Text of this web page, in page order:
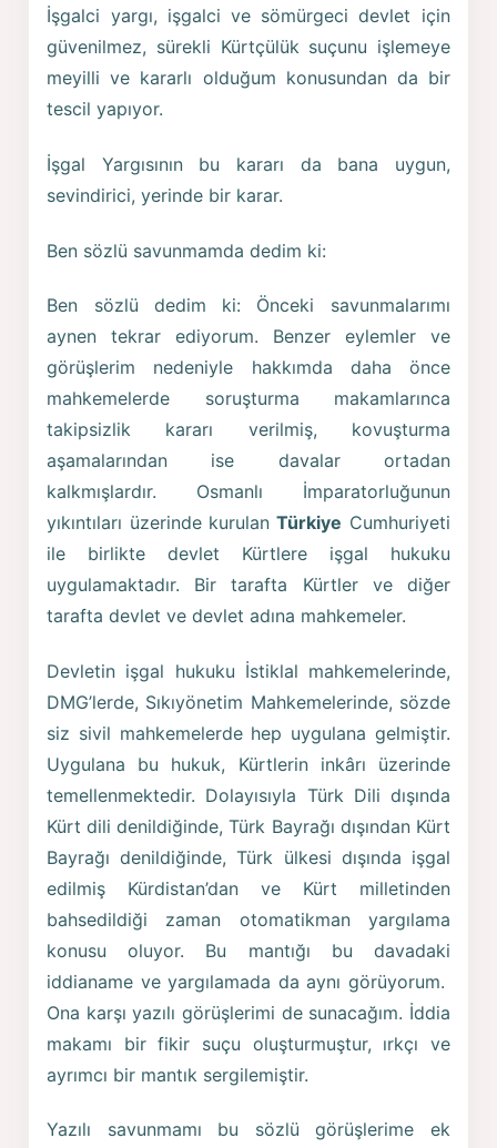
İşgalci yargı, işgalci ve sömürgeci devlet için
güvenilmez, sürekli Kürtçülük suçunu işlemeye
meyilli ve kararlı olduğum konusundan da bir
tescil yapıyor.
İşgal Yargısının bu kararı da bana uygun,
sevindirici, yerinde bir karar.
Ben sözlü savunmamda dedim ki:
Ben sözlü dedim ki: Önceki savunmalarımı
aynen tekrar ediyorum. Benzer eylemler ve
görüşlerim nedeniyle hakkımda daha önce
mahkemelerde soruşturma makamlarınca
takipsizlik kararı verilmiş, kovuşturma
aşamalarından ise davalar ortadan
kalkmışlardır. Osmanlı İmparatorluğunun
yıkıntıları üzerinde kurulanTürkiye Cumhuriyeti
ile birlikte devlet Kürtlere işgal hukuku
uygulamaktadır. Bir tarafta Kürtler ve diğer
tarafta devlet ve devlet adına mahkemeler.
Devletin işgal hukuku İstiklal mahkemelerinde,
DMG’lerde, Sıkıyönetim Mahkemelerinde, sözde
siz sivil mahkemelerde hep uygulana gelmiştir.
Uygulana bu hukuk, Kürtlerin inkârı üzerinde
temellenmektedir. Dolayısıyla Türk Dili dışında
Kürt dili denildiğinde, Türk Bayrağı dışından Kürt
Bayrağı denildiğinde, Türk ülkesi dışında işgal
edilmiş Kürdistan’dan ve Kürt milletinden
bahsedildiği zaman otomatikman yargılama
konusu oluyor. Bu mantığı bu davadaki
iddianame ve yargılamada da aynı görüyorum.
Ona karşı yazılı görüşlerimi de sunacağım. İddia
makamı bir fikir suçu oluşturmuştur, ırkçı ve
ayrımcı bir mantık sergilemiştir.
Yazılı savunmamı bu sözlü görüşlerime ek